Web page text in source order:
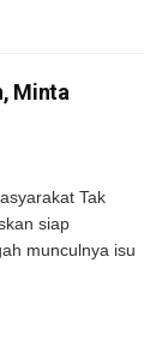
Minta
Tak
siap
munculnya isu